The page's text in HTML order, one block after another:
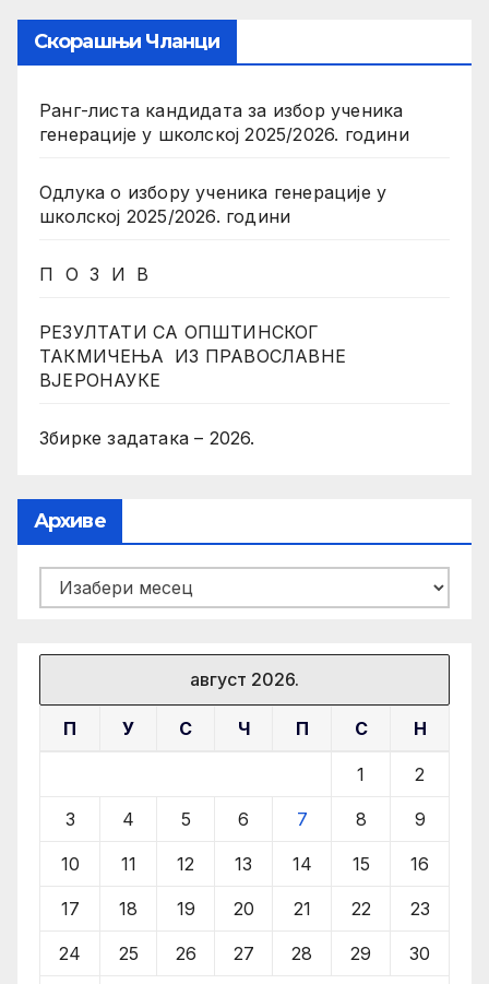
Скорашњи Чланци
Ранг-листа кандидата за избор ученика
генерације у школској 2025/2026. години
Одлука о избору ученика генерације у
школској 2025/2026. години
П О З И В
РЕЗУЛТАТИ СА ОПШТИНСКОГ
ТАКМИЧЕЊА ИЗ ПРАВОСЛАВНЕ
ВЈЕРОНАУКЕ
Збирке задатака – 2026.
Архиве
Архиве
август 2026.
П У С Ч П С Н
1 2
3 4 5 6 7 8 9
10 11 12 13 14 15 16
17 18 19 20 21 22 23
24 25 26 27 28 29 30